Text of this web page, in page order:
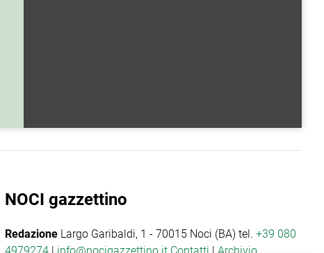
NOCI gazzettino
Redazione Largo Garibaldi, 1 - 70015 Noci (BA) tel.+39 080